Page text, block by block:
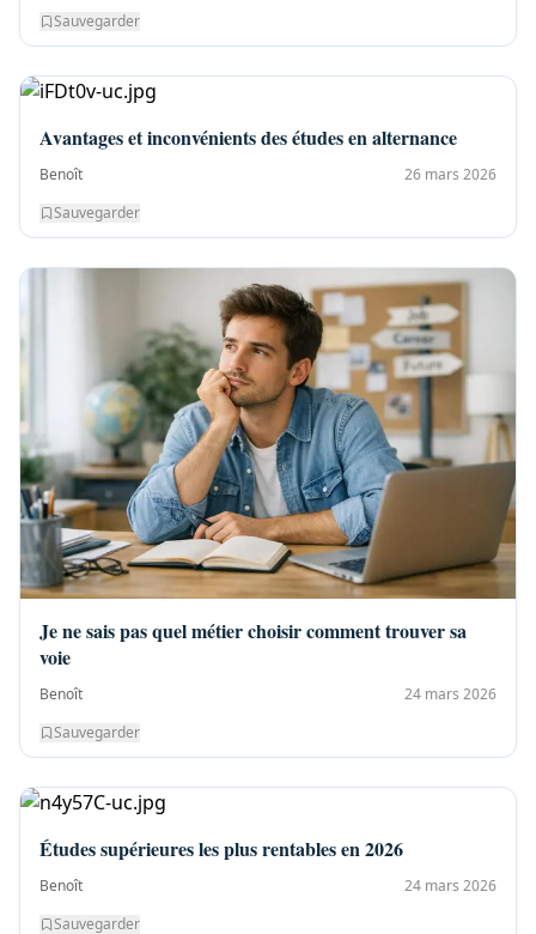
Sauvegarder
Avantages et inconvénients des études en alternance
Benoît
26 mars 2026
Sauvegarder
Je ne sais pas quel métier choisir comment trouver sa
voie
Benoît
24 mars 2026
Sauvegarder
Études supérieures les plus rentables en 2026
Benoît
24 mars 2026
Sauvegarder